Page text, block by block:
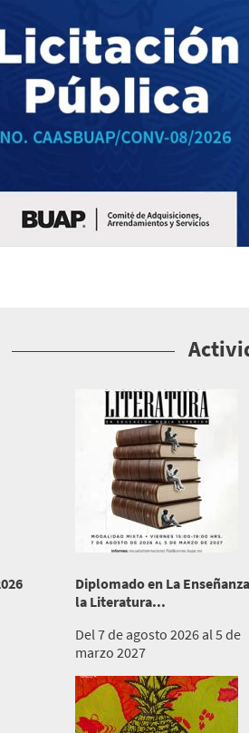
Diplomado en La
la Literatura...
Del 7 de agosto 2026 al 5 de
marzo 2027